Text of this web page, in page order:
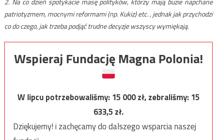
patriotyzmem, mocnymi reformami (np. Kukiz) etc. , jednak jak przychodzi
co do czego, jak trzeba podjąć trudne decyzje wszyscy wymiękają.
Wspieraj Fundację Magna Polonia!
W lipcu potrzebowaliśmy:15 000zł, zebraliśmy:15
633,5zł.
Dziękujemy! i zachęcamy do dalszego wsparcia naszej